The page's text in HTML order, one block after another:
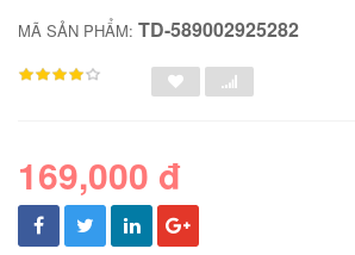
MÃ SẢN PHẨM: TD-589002925282
169,000 đ